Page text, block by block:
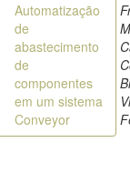
Automatização
de
abastecimento
de
componentes
em um sistema
Conveyor